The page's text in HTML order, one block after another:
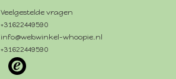
Veelgestelde vragen
+31622449590
info@webwinkel-whoopie.nl
+31622449590